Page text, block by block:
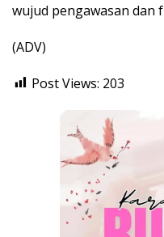
wujud pengawasan dan
(ADV)
Post Views: 203